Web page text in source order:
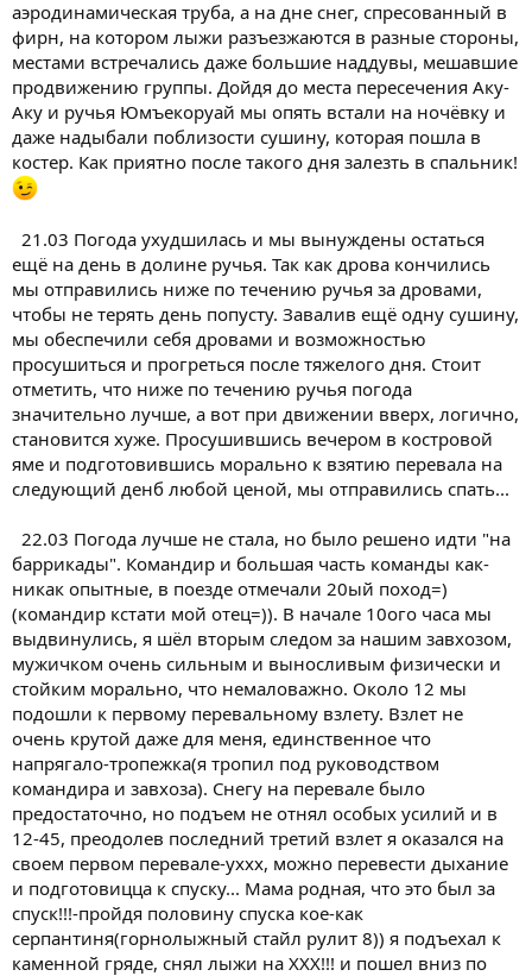
аэродинамическая труба, а на дне снег, спресованный в
фирн, на котором лыжи разъезжаются в разные стороны,
местами встречались даже большие наддувы, мешавшие
продвижению группы. Дойдя до места пересечения Аку-
Аку и ручья Юмъекоруай мы опять встали на ночёвку и
даже надыбали поблизости сушину, которая пошла в
костер. Как приятно после такого дня залезть в спальник!
21.03 Погода ухудшилась и мы вынуждены остаться
ещё на день в долине ручья. Так как дрова кончились
мы отправились ниже по течению ручья за дровами,
чтобы не терять день попусту. Завалив ещё одну сушину,
мы обеспечили себя дровами и возможностью
просушиться и прогреться после тяжелого дня. Стоит
отметить, что ниже по течению ручья погода
значительно лучше, а вот при движении вверх, логично,
становится хуже. Просушившись вечером в костровой
яме и подготовившись морально к взятию перевала на
следующий денб любой ценой, мы отправились спать...
22.03 Погода лучше не стала, но было решено идти "на
баррикады". Командир и большая часть команды как-
никак опытные, в поезде отмечали 20ый поход=)
(командир кстати мой отец=)). В начале 10ого часа мы
выдвинулись, я шёл вторым следом за нашим завхозом,
мужичком очень сильным и выносливым физически и
стойким морально, что немаловажно. Около 12 мы
подошли к первому перевальному взлету. Взлет не
очень крутой даже для меня, единственное что
напрягало-тропежка(я тропил под руководством
командира и завхоза). Снегу на перевале было
предостаточно, но подъем не отнял особых усилий и в
12-45, преодолев последний третий взлет я оказался на
своем первом перевале-уххх, можно перевести дыхание
и подготовицца к спуску... Мама родная, что это был за
спуск!!!-пройдя половину спуска кое-как
серпантиня(горнолыжный стайл рулит 8)) я подъехал к
каменной гряде, снял лыжи на ХХХ!!! и пошел вниз по